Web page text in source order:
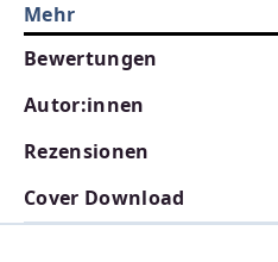
Mehr
Bewertungen
Autor:innen
Rezensionen
Cover Download